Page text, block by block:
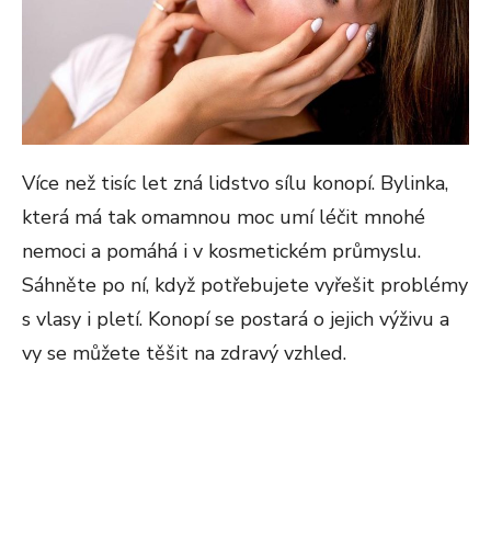
Více než tisíc let zná lidstvo sílu konopí. Bylinka,
která má tak omamnou moc umí léčit mnohé
nemoci a pomáhá i v kosmetickém průmyslu.
Sáhněte po ní, když potřebujete vyřešit problémy
s vlasy i pletí. Konopí se postará o jejich výživu a
vy se můžete těšit na zdravý vzhled.